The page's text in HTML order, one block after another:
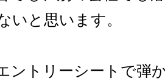
いと思います。
ントリーシートで弾